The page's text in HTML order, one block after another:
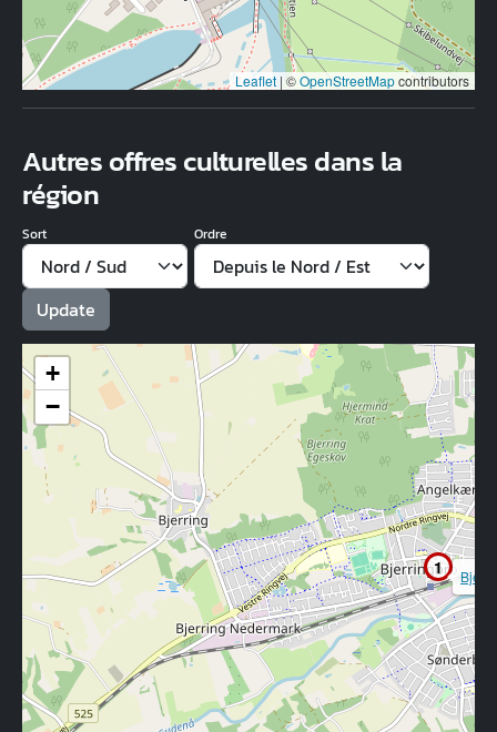
Leaflet | ©OpenStreetMapcontributors
Autres offres culturelles dans la
région
Sort Ordre
1
+
−